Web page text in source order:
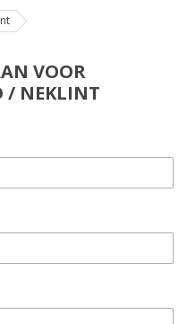
VOOR
/ NEKLINT